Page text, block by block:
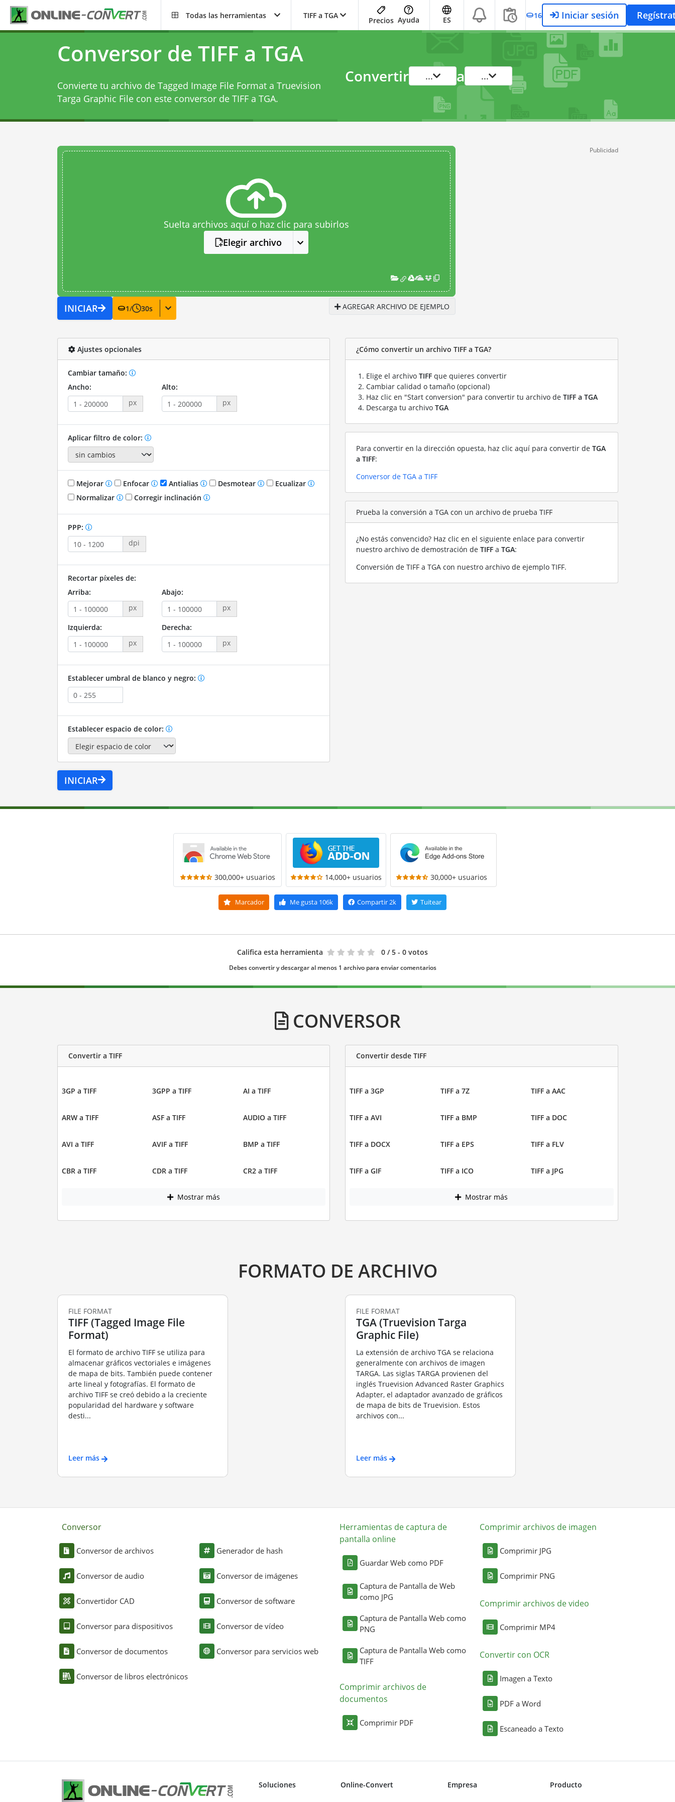
Todas las herramientas TIFF a TGA
Precios Ayuda ES 16 Iniciar sesión
Conversor de TIFF a TGA
Convierte tu archivo de Tagged Image File Format a Truevision
Targa Graphic File con este conversor de TIFF a TGA.
Convertir ... a ...
Suelta archivos aquí o haz clic para subirlos
Elegir archivo
INICIAR 1/ 30s AGREGAR ARCHIVO DE EJEMPLO
Publicidad
Ajustes opcionales
Cambiar tamaño:
Ancho:
px
Alto:
px
Aplicar filtro de color:
Mejorar Enfocar Antialias Desmotear
Ecualizar
Normalizar
Corregir inclinación
PPP:
dpi
Recortar píxeles de:
Arriba:
px
Abajo:
px
Izquierda:
px
Derecha:
px
Establecer umbral de blanco y negro:
Establecer espacio de color:
INICIAR
¿Cómo convertir un archivo TIFF a TGA?
Elige el archivo TIFF que quieres convertir
Cambiar calidad o tamaño (opcional)
Haz clic en "Start conversion" para convertir tu archivo de TIFF a TGA
Descarga tu archivo TGA
Para convertir en la dirección opuesta, haz clic aquí para convertir de TGA
a TIFF:
Conversor de TGA a TIFF
Prueba la conversión a TGA con un archivo de prueba TIFF
¿No estás convencido? Haz clic en el siguiente enlace para convertir
nuestro archivo de demostración de TIFF a TGA:
Conversión de TIFF a TGA con nuestro archivo de ejemplo TIFF.
300,000+ usuarios 14,000+ usuarios 30,000+ usuarios
Marcador Me gusta 106k Compartir2k Tuitear
Califica esta herramienta 0 / 5 - 0 votos
Debes convertir y descargar al menos 1 archivo para enviar comentarios
CONVERSOR
Convertir a TIFF
3GP a TIFF 3GPP a TIFF AI a TIFF
ARW a TIFF ASF a TIFF AUDIO a TIFF
AVI a TIFF AVIF a TIFF BMP a TIFF
CBR a TIFF CDR a TIFF CR2 a TIFF
Mostrar más
Convertir desde TIFF
TIFF a 3GP TIFF a 7Z TIFF a AAC
TIFF a AVI TIFF a BMP TIFF a DOC
TIFF a DOCX TIFF a EPS TIFF a FLV
TIFF a GIF TIFF a ICO TIFF a JPG
Mostrar más
FORMATO DE ARCHIVO
FILE FORMAT
TIFF (Tagged Image File
Format)
El formato de archivo TIFF se utiliza para
almacenar gráficos vectoriales e imágenes
de mapa de bits. También puede contener
arte lineal y fotografías. El formato de
archivo TIFF se creó debido a la creciente
popularidad del hardware y software
desti...
Leer más
FILE FORMAT
TGA (Truevision Targa
Graphic File)
La extensión de archivo TGA se relaciona
generalmente con archivos de imagen
TARGA. Las siglas TARGA provienen del
inglés Truevision Advanced Raster Graphics
Adapter, el adaptador avanzado de gráficos
de mapa de bits de Truevision. Estos
archivos con...
Leer más
Conversor
Conversor de archivos
Conversor de audio
Convertidor CAD
Conversor para dispositivos
Conversor de documentos
Conversor de libros electrónicos
Generador de hash
Conversor de imágenes
Conversor de software
Conversor de vídeo
Conversor para servicios web
Herramientas de captura de
pantalla online
Guardar Web como PDF
Captura de Pantalla de Web
como JPG
Captura de Pantalla Web como
PNG
Captura de Pantalla Web como
TIFF
Comprimir archivos de
documentos
Comprimir PDF
Comprimir archivos de imagen
Comprimir JPG
Comprimir PNG
Comprimir archivos de video
Comprimir MP4
Convertir con OCR
Imagen a Texto
PDF a Word
Escaneado a Texto
Soluciones Online-Convert Empresa Producto